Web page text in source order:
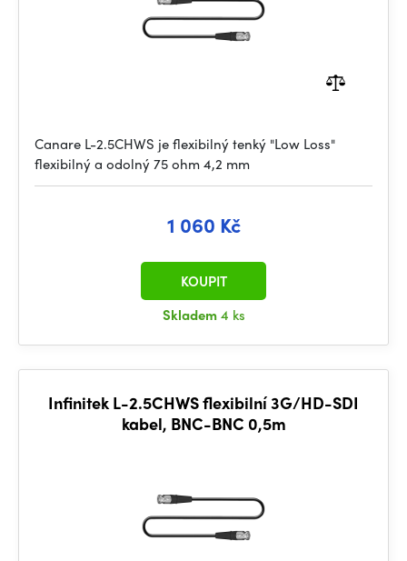
Canare L-2.5CHWS je flexibilný tenký "Low Loss"
flexibilný a odolný 75 ohm 4,2 mm
1 060 Kč
Skladem4 ks
KOUPIT
Infinitek L-2.5CHWS flexibilní 3G/HD-SDI
kabel, BNC-BNC 0,5m